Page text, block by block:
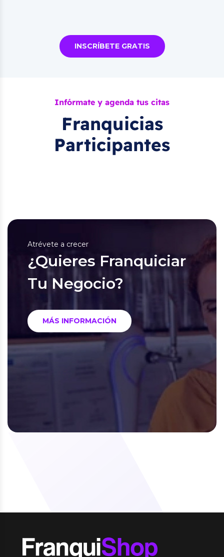
INSCRÍBETE GRATIS
Infórmate y agenda tus citas
Franquicias
Participantes
Atrévete a crecer
¿Quieres Franquiciar
Tu Negocio?
MÁS INFORMACIÓN